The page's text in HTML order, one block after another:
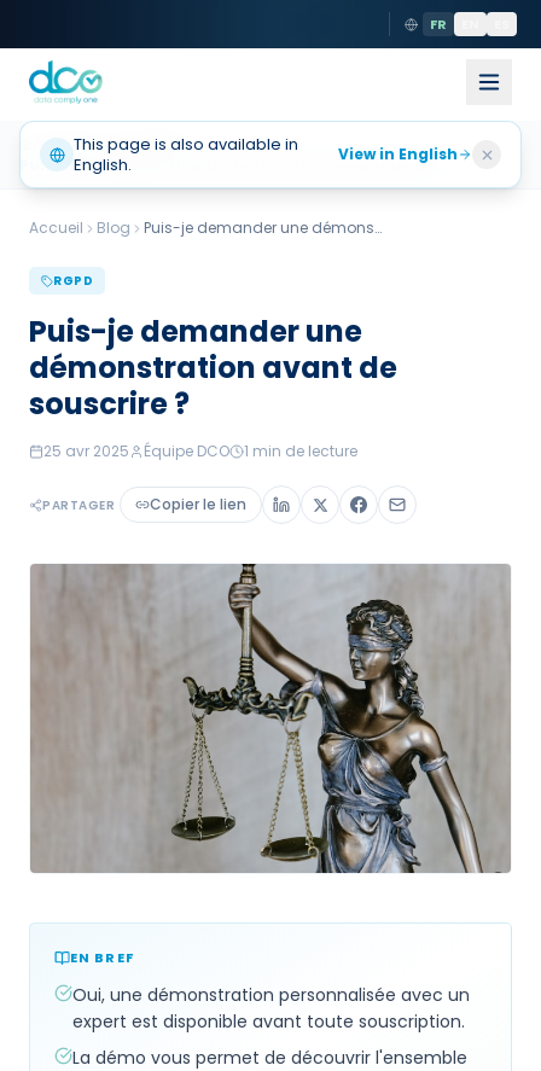
FR
Accueil
Actualités
Puis Je Demander Une Demonstration Avant De So…
Accueil Blog Puis-je demander une démonstration avant
RGPD
Puis-je demander une
démonstration avant de
souscrire ?
25 avr 2025 Équipe DCO 1 min de lecture
PARTAGER Copier le lien
EN BREF
Oui, une démonstration personnalisée avec un
expert est disponible avant toute souscription.
La démo vous permet de découvrir l'ensemble
This page is also available in
English.
View in English